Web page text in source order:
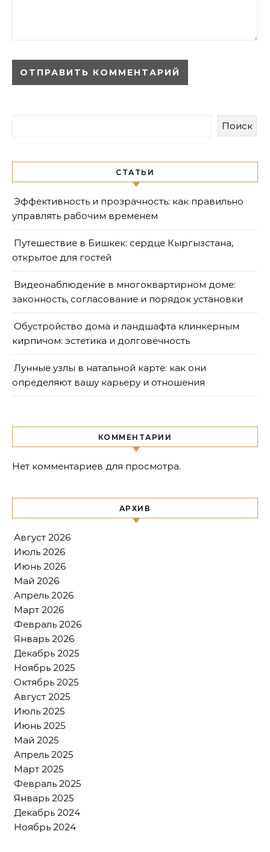
Поиск
СТАТЬИ
Эффективность и прозрачность: как правильно
управлять рабочим временем
Путешествие в Бишкек: сердце Кыргызстана,
открытое для гостей
Видеонаблюдение в многоквартирном доме:
законность, согласование и порядок установки
Обустройство дома и ландшафта клинкерным
кирпичом: эстетика и долговечность
Лунные узлы в натальной карте: как они
определяют вашу карьеру и отношения
КОММЕНТАРИИ
Нет комментариев для просмотра.
АРХИВ
Август 2026
Июль 2026
Июнь 2026
Май 2026
Апрель 2026
Март 2026
Февраль 2026
Январь 2026
Декабрь 2025
Ноябрь 2025
Октябрь 2025
Август 2025
Июль 2025
Июнь 2025
Май 2025
Апрель 2025
Март 2025
Февраль 2025
Январь 2025
Декабрь 2024
Ноябрь 2024